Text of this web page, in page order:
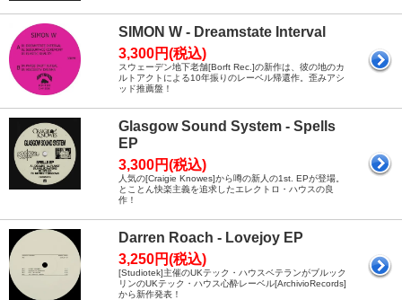
SIMON W - Dreamstate Interval
3,300円(税込)
スウェーデン地下老舗[Borft Rec.]の新作は、彼の地のカ
ルトアクトによる10年振りのレーベル帰還作。歪みアシ
ッド推薦盤！
Glasgow Sound System - Spells
EP
3,300円(税込)
人気の[Craigie Knowes]から噂の新人の1st. EPが登場。
とことん快楽主義を追求したエレクトロ・ハウスの良
作！
Darren Roach - Lovejoy EP
3,250円(税込)
[Studiotek]主催のUKテック・ハウスベテランがブルック
リンのUKテック・ハウス心酔レーベル[ArchivioRecords]
から新作発表！